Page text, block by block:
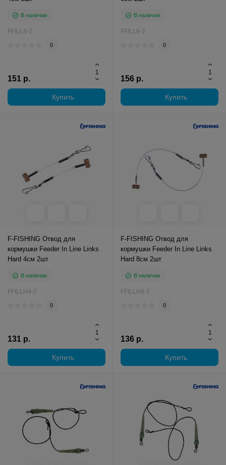
В наличии
FFILL4-2
0
151 р.
Купить
В наличии
FFILL6-2
0
156 р.
Купить
F-FISHING Отвод для
кормушки Feeder In Line Links
Hard 4см 2шт
В наличии
FFILLH4-2
0
131 р.
Купить
F-FISHING Отвод для
кормушки Feeder In Line Links
Hard 8см 2шт
В наличии
FFILLH8-2
0
136 р.
Купить